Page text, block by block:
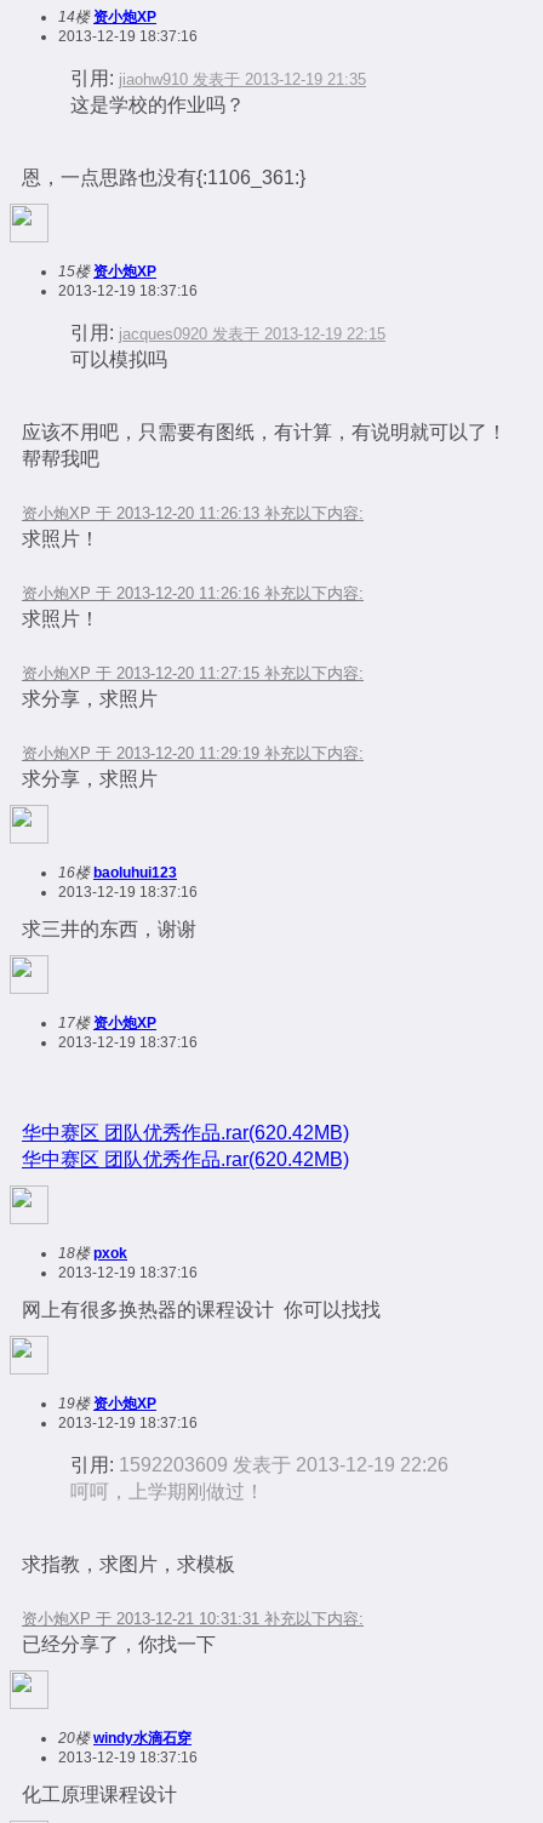
14楼 资小炮XP
2013-12-19 18:37:16
引用: jiaohw910 发表于 2013-12-19 21:35
这是学校的作业吗？
恩，一点思路也没有{:1106_361:}
15楼 资小炮XP
2013-12-19 18:37:16
引用: jacques0920 发表于 2013-12-19 22:15
可以模拟吗
应该不用吧，只需要有图纸，有计算，有说明就可以了！
帮帮我吧
资小炮XP 于 2013-12-20 11:26:13 补充以下内容:
求照片！
资小炮XP 于 2013-12-20 11:26:16 补充以下内容:
求照片！
资小炮XP 于 2013-12-20 11:27:15 补充以下内容:
求分享，求照片
资小炮XP 于 2013-12-20 11:29:19 补充以下内容:
求分享，求照片
16楼 baoluhui123
2013-12-19 18:37:16
求三井的东西，谢谢
17楼 资小炮XP
2013-12-19 18:37:16
华中赛区 团队优秀作品.rar(620.42MB)
华中赛区 团队优秀作品.rar(620.42MB)
18楼 pxok
2013-12-19 18:37:16
网上有很多换热器的课程设计 你可以找找
19楼 资小炮XP
2013-12-19 18:37:16
引用: 1592203609 发表于 2013-12-19 22:26
呵呵，上学期刚做过！
求指教，求图片，求模板
资小炮XP 于 2013-12-21 10:31:31 补充以下内容:
已经分享了，你找一下
20楼 windy水滴石穿
2013-12-19 18:37:16
化工原理课程设计